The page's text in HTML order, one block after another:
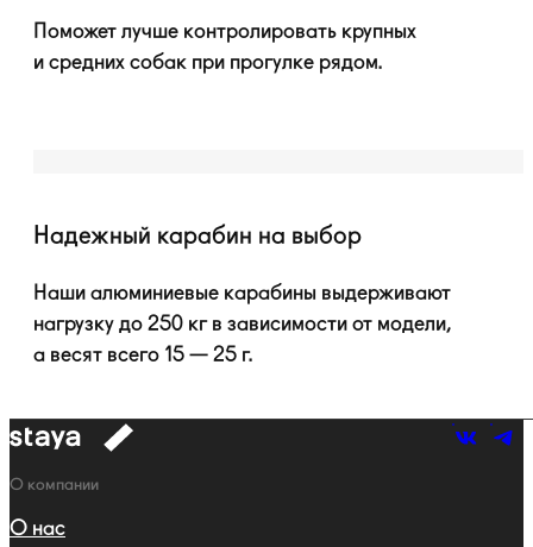
Поможет лучше контролировать крупных
и средних собак при прогулке рядом.
Надежный карабин на выбор
Наши алюминиевые карабины выдерживают
нагрузку до 250 кг в зависимости от модели,
а весят всего 15 — 25 г.
к
Навигация
О компании
О нас